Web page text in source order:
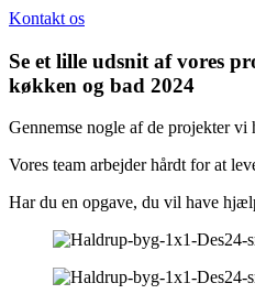
Kontakt os
Se et lille udsnit af vores
køkken og bad 2024
Gennemse nogle af de projekter
Vores team arbejder hårdt for at
Har du en opgave, du vil have